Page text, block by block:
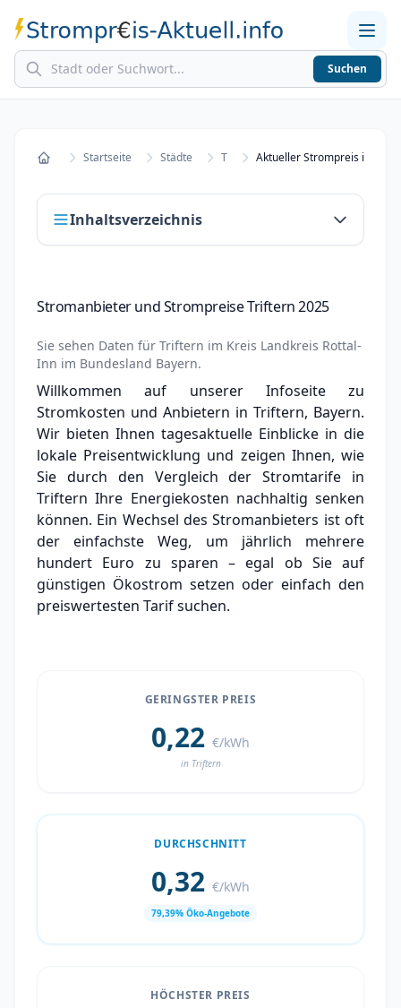
Home
Stromkosten berechnen
Suchen
StartseiteStartseite Städte T Aktueller Strompreis in
Inhaltsverzeichnis
Strompreisvergleich Triftern 2025
Grundversorger Triftern
Experten-Analyse: Strommarkt in Triftern
Aktueller Strompreis in Triftern
Stromanbieter in der Nähe von Triftern
Stromanbieter und Strompreise Triftern 2025
Sie sehen Daten für Triftern im Kreis Landkreis Rottal-
Inn im Bundesland Bayern.
Willkommen auf unserer Infoseite zu
Stromkosten und Anbietern in Triftern, Bayern.
Wir bieten Ihnen tagesaktuelle Einblicke in die
lokale Preisentwicklung und zeigen Ihnen, wie
Sie durch den Vergleich der Stromtarife in
Triftern Ihre Energiekosten nachhaltig senken
können. Ein Wechsel des Stromanbieters ist oft
der einfachste Weg, um jährlich mehrere
hundert Euro zu sparen – egal ob Sie auf
günstigen Ökostrom setzen oder einfach den
preiswertesten Tarif suchen.
GERINGSTER PREIS
0,22 €/kWh
in Triftern
DURCHSCHNITT
0,32 €/kWh
79,39% Öko-Angebote
HÖCHSTER PREIS